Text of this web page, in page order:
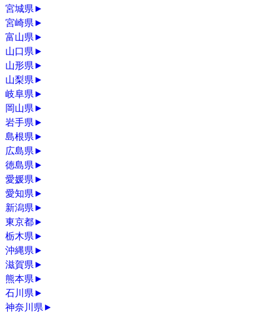
宮城県 ►
宮崎県 ►
富山県 ►
山口県 ►
山形県 ►
山梨県 ►
岐阜県 ►
岡山県 ►
岩手県 ►
島根県 ►
広島県 ►
徳島県 ►
愛媛県 ►
愛知県 ►
新潟県 ►
東京都►
栃木県 ►
沖縄県 ►
滋賀県 ►
熊本県 ►
石川県 ►
神奈川県 ►